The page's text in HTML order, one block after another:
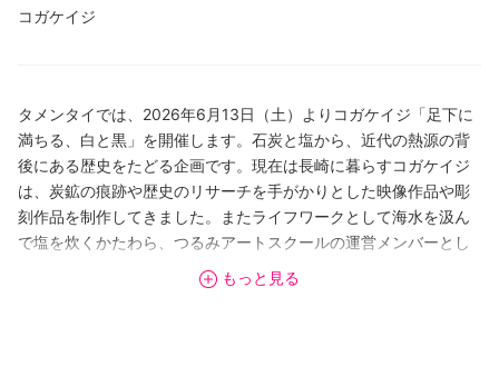
コガケイジ
タメンタイでは、2026年6月13日（土）よりコガケイジ「足下に
満ちる、白と黒」を開催します。石炭と塩から、近代の熱源の背
後にある歴史をたどる企画です。現在は長崎に暮らすコガケイジ
は、炭鉱の痕跡や歴史のリサーチを手がかりとした映像作品や彫
刻作品を制作してきました。またライフワークとして海水を汲ん
で塩を炊くかたわら、つるみアートスクールの運営メンバーとし
て広島にも定期的に足を運んでいます。
もっと見る